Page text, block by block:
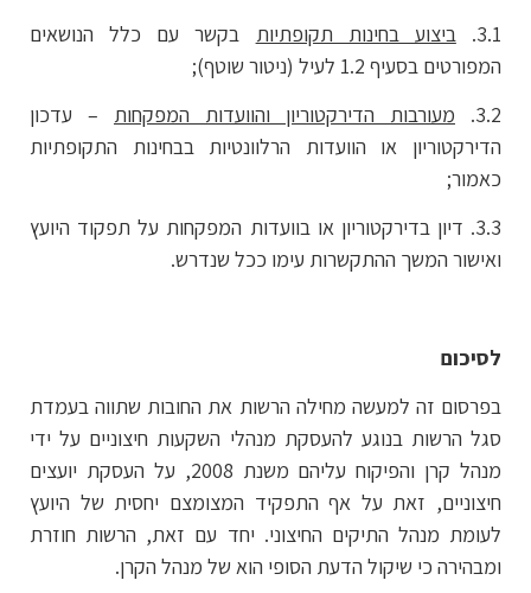
3.1.
ביצוע בחינות תקופתיות
בקשר עם כלל הנושאים
המפורטים בסעיף ‏1.2 לעיל (ניטור שוטף);
3.2.
מעורבות הדירקטוריון והוועדות המפקחות – עדכון
הדירקטוריון או הוועדות הרלוונטיות בבחינות התקופתיות
כאמור;
3.3. דיון בדירקטוריון או בוועדות המפקחות על תפקוד היועץ
ואישור המשך ההתקשרות עימו ככל שנדרש.
לסיכום
בפרסום זה למעשה מחילה הרשות את החובות שתווה בעמדת
סגל הרשות בנוגע להעסקת מנהלי השקעות חיצוניים על ידי
מנהל קרן והפיקוח עליהם משנת 2008, על העסקת יועצים
חיצוניים, זאת על אף התפקיד המצומצם יחסית של היועץ
לעומת מנהל התיקים החיצוני. יחד עם זאת, הרשות חוזרת
ומבהירה כי שיקול הדעת הסופי הוא של מנהל הקרן.